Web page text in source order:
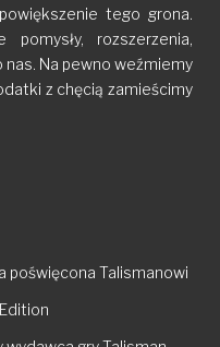
tego grona.
pomysły, rozszerzenia,
Na pewno weźmiemy
z chęcią zamieścimy
poświęcona Talismanowi